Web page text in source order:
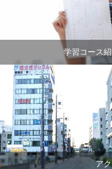
学習コース
ア